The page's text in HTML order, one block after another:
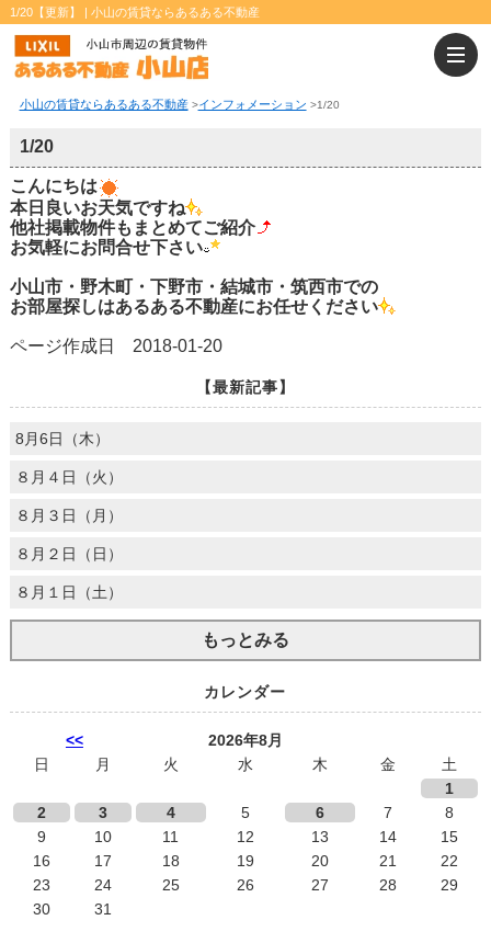
1/20【更新】 | 小山の賃貸ならあるある不動産
小山の賃貸ならあるある不動産>インフォメーション >1/20
1/20
こんにちは
本日良いお天気ですね
他社掲載物件もまとめてご紹介
お気軽にお問合せ下さい
小山市・野木町・下野市・結城市・筑西市での
お部屋探しはあるある不動産にお任せください
ページ作成日 2018-01-20
【最新記事】
8月6日（木）
８月４日（火）
８月３日（月）
８月２日（日）
８月１日（土）
もっとみる
カレンダー
<<
2026年8月
日
月 火 水 木 金
土
1
2
3 4 5 6 7
8
9
10 11 12 13 14
15
16
17 18 19 20 21
22
23
24 25 26 27 28
29
30
31